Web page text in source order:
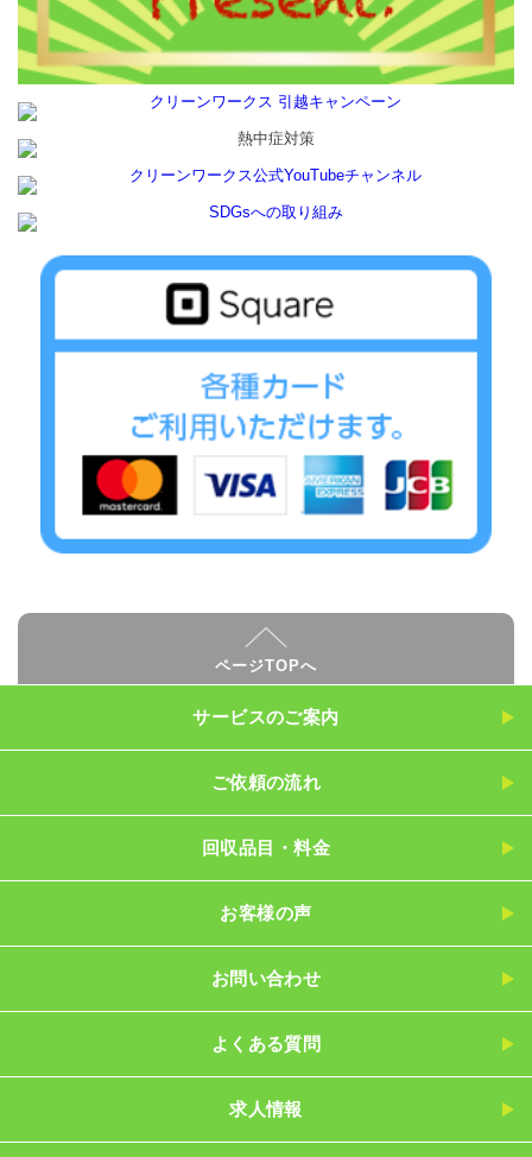
ページTOPへ
サービスのご案内
ご依頼の流れ
回収品目・料金
お客様の声
お問い合わせ
よくある質問
求人情報